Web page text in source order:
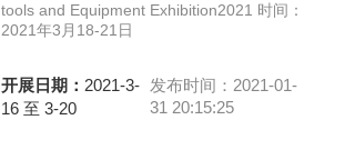
tools and Equipment Exhibition2021 时间：
2021年3月18-21日
开展日期： 2021-3-
16 至 3-20
发布时间：2021-01-
31 20:15:25